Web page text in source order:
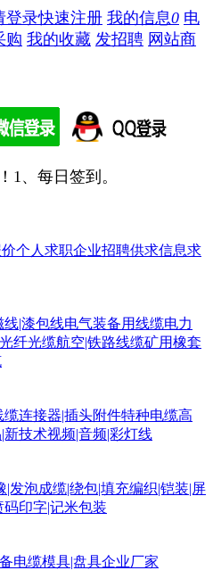
登录快速注册 我的信息0 电
购 我的收藏 发招聘 网站商
1、每日签到。
个人求职企业招聘供求信息求
线|漆包线电气装备用线缆电力
光纤光缆航空|铁路线缆矿用橡套
缆连接器|插头附件特种电缆高
新技术视频|音频|彩灯线
|发泡成缆|绕包|填充编织|铠装|屏
码印字|记米包装
电缆模具|盘具企业厂家